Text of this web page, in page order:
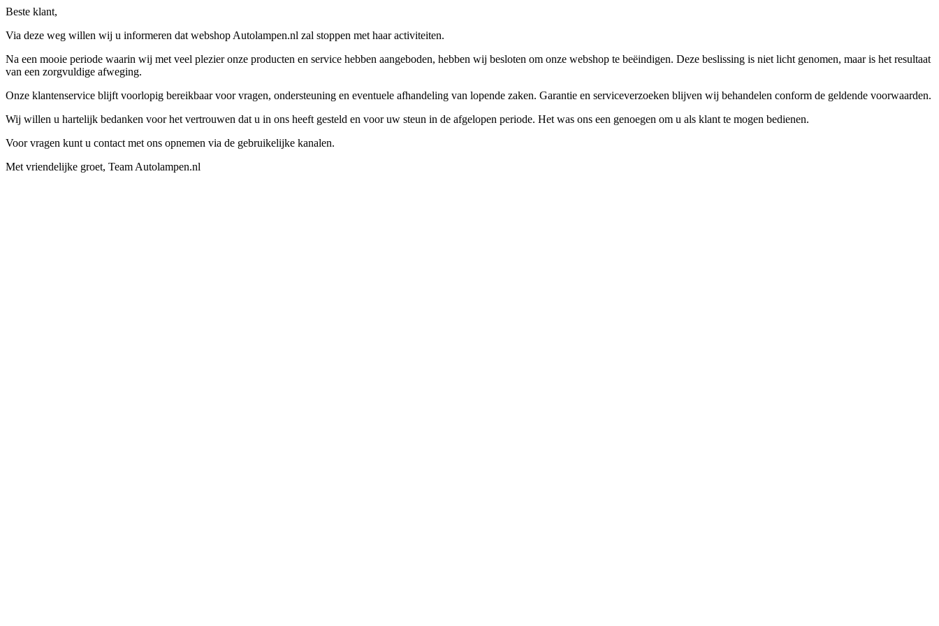
Beste klant,
Via deze weg willen wij u informeren dat webshop Autolampen.nl zal stoppen met haar activiteiten.
Na een mooie periode waarin wij met veel plezier onze producten en service hebben aangeboden, hebben wij besloten om onze webshop te beëindigen. Deze beslissing is niet licht genomen, maar is het resultaat
van een zorgvuldige afweging.
Onze klantenservice blijft voorlopig bereikbaar voor vragen, ondersteuning en eventuele afhandeling van lopende zaken. Garantie en serviceverzoeken blijven wij behandelen conform de geldende voorwaarden.
Wij willen u hartelijk bedanken voor het vertrouwen dat u in ons heeft gesteld en voor uw steun in de afgelopen periode. Het was ons een genoegen om u als klant te mogen bedienen.
Voor vragen kunt u contact met ons opnemen via de gebruikelijke kanalen.
Met vriendelijke groet, Team Autolampen.nl